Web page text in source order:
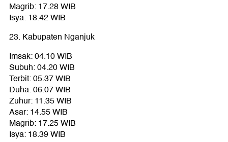
Magrib: 17.28 WIB
Isya: 18.42 WIB
23. Kabupaten Nganjuk
Imsak: 04.10 WIB
Subuh: 04.20 WIB
Terbit: 05.37 WIB
Duha: 06.07 WIB
Zuhur: 11.35 WIB
Asar: 14.55 WIB
Magrib: 17.25 WIB
Isya: 18.39 WIB